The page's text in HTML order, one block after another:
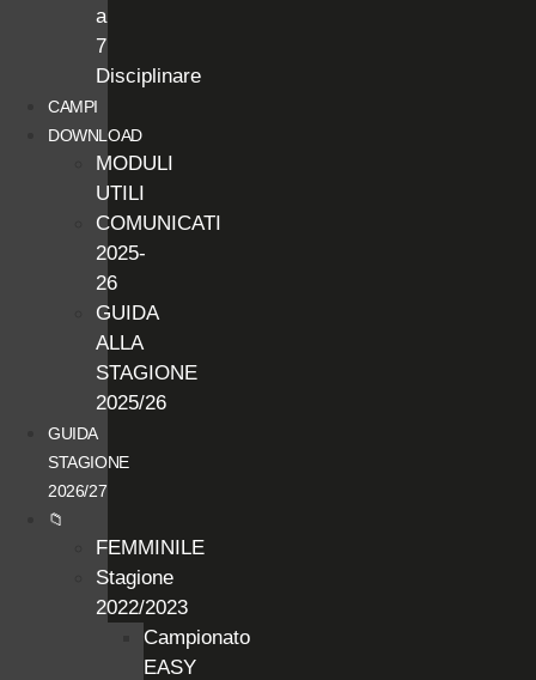
a
7
Disciplinare
CAMPI
DOWNLOAD
MODULI
UTILI
COMUNICATI
2025-
26
GUIDA
ALLA
STAGIONE
2025/26
GUIDA
STAGIONE
2026/27
📁
FEMMINILE
Stagione
2022/2023
Campionato
EASY